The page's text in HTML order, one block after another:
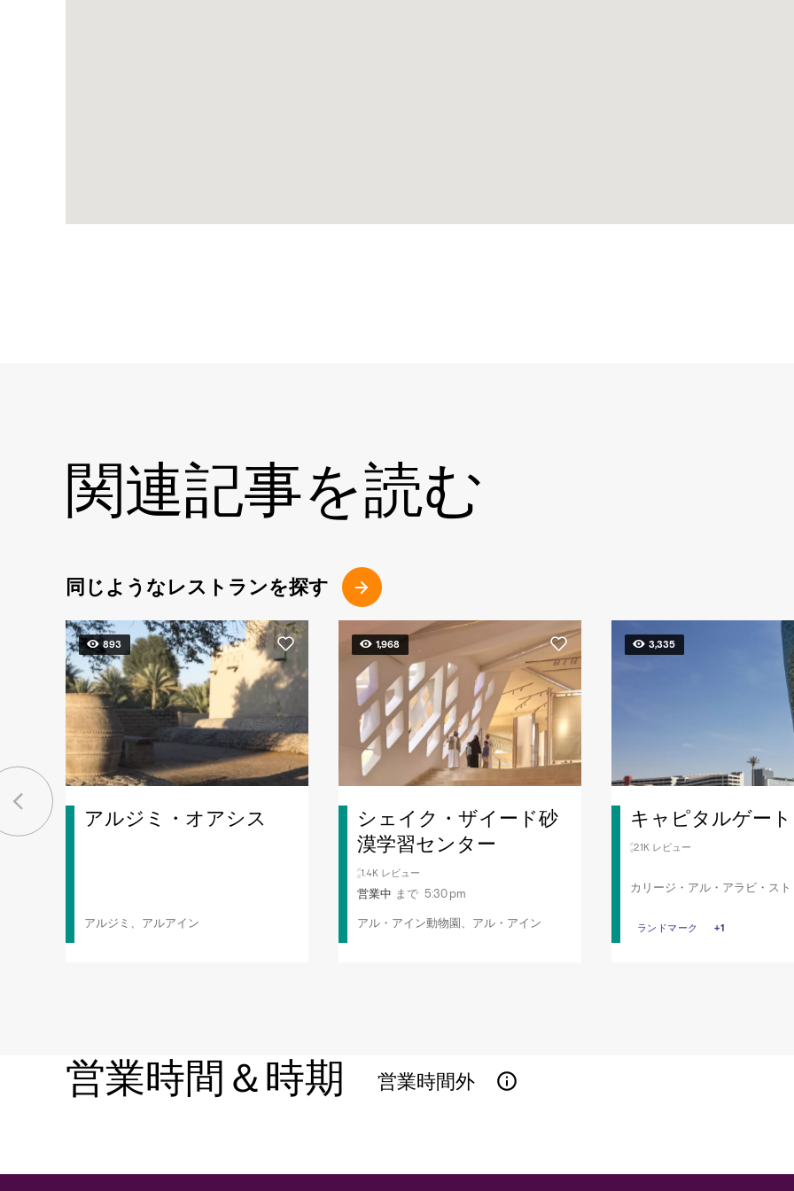
関連記事を読む
同じようなレストランを探す
893
アルジミ・オアシス
アルジミ、アルアイン
1,968
シェイク・ザイード砂
漠学習センター
1.4K レビュー
営業中 まで 5:30 pm
アル・アイン動物園、アル・アイン
3,335
キャピタルゲート
2.1K レビュー
カリージ・アル・アラビ・ス
ランドマーク 代表的なランド
ランドマーク +1
営業時間＆時期 営業時間外